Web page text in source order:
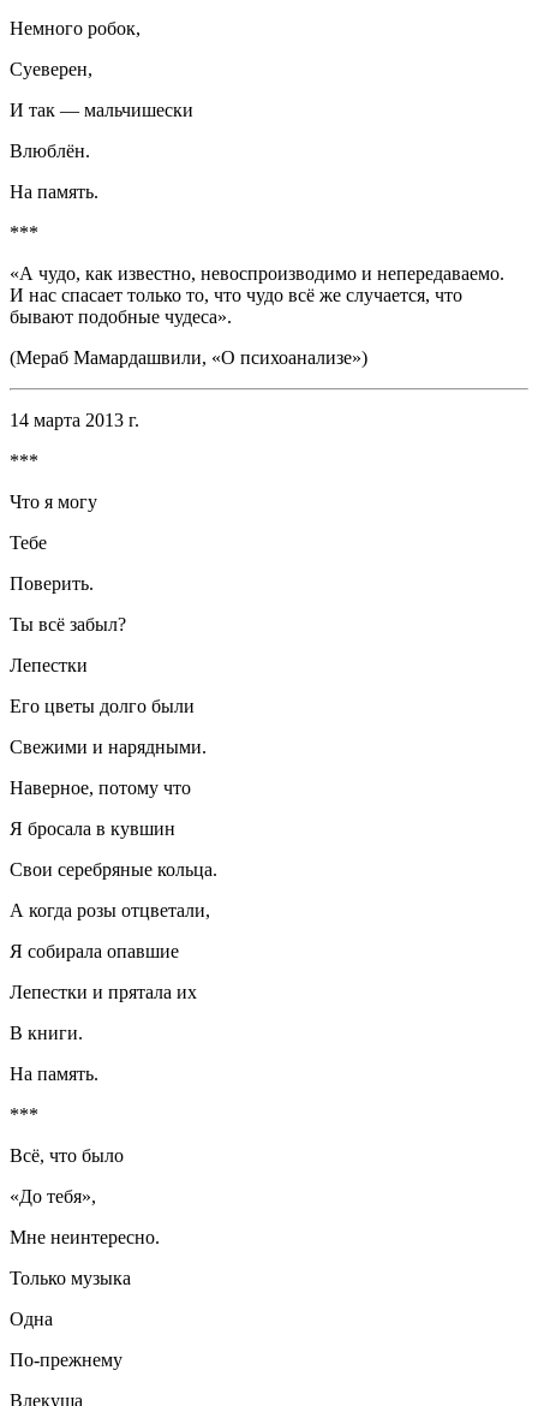
Немного робок,
Суеверен,
И так — мальчишески
Влюблён.
На память.
***
«А чудо, как известно, невоспроизводимо и непередаваемо.
И нас спасает только то, что чудо всё же случается, что
бывают подобные чудеса».
(Мераб Мамардашвили, «О психоанализе»)
14 марта 2013 г.
***
Что я могу
Тебе
Поверить.
Ты всё забыл?
Лепестки
Его цветы долго были
Свежими и нарядными.
Наверное, потому что
Я бросала в кувшин
Свои серебряные кольца.
А когда розы отцветали,
Я собирала опавшие
Лепестки и прятала их
В книги.
На память.
***
Всё, что было
«До тебя»,
Мне неинтересно.
Только музыка
Одна
По-прежнему
Влекуща